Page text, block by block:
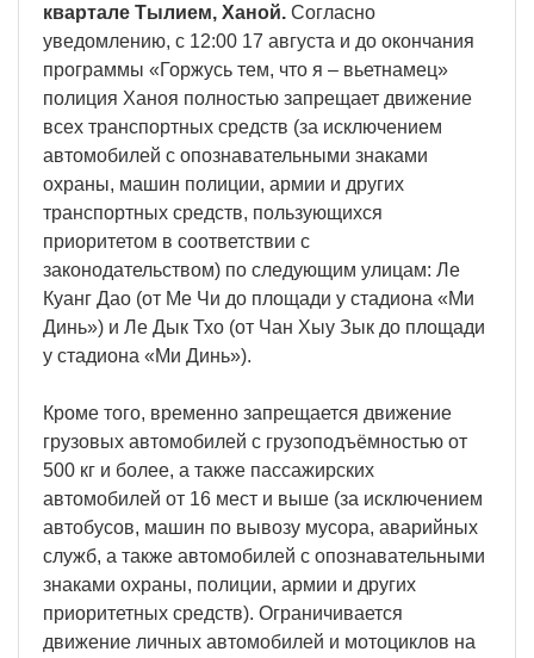
квартале Тылием, Ханой. Согласно
уведомлению, с 12:00 17 августа и до окончания
программы «Горжусь тем, что я – вьетнамец»
полиция Ханоя полностью запрещает движение
всех транспортных средств (за исключением
автомобилей с опознавательными знаками
охраны, машин полиции, армии и других
транспортных средств, пользующихся
приоритетом в соответствии с
законодательством) по следующим улицам: Ле
Куанг Дао (от Ме Чи до площади у стадиона «Ми
Динь») и Ле Дык Тхо (от Чан Хыу Зык до площади
у стадиона «Ми Динь»).
Кроме того, временно запрещается движение
грузовых автомобилей с грузоподъёмностью от
500 кг и более, а также пассажирских
автомобилей от 16 мест и выше (за исключением
автобусов, машин по вывозу мусора, аварийных
служб, а также автомобилей с опознавательными
знаками охраны, полиции, армии и других
приоритетных средств). Ограничивается
движение личных автомобилей и мотоциклов на